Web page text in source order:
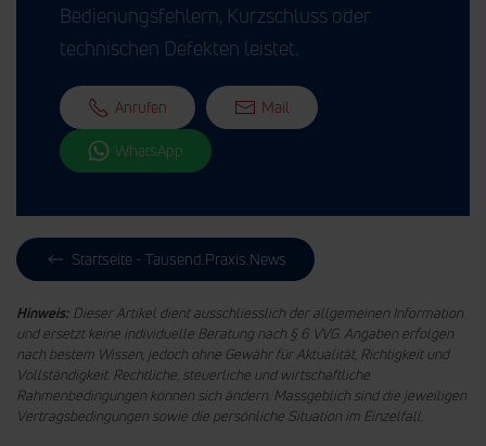
Bedienungsfehlern, Kurzschluss oder
technischen Defekten leistet.
Anrufen Mail
WhatsApp
Startseite - Tausend.Praxis.News
Hinweis: Dieser Artikel dient ausschliesslich der allgemeinen Information
und ersetzt keine individuelle Beratung nach § 6 VVG. Angaben erfolgen
nach bestem Wissen, jedoch ohne Gewähr für Aktualität, Richtigkeit und
Vollständigkeit. Rechtliche, steuerliche und wirtschaftliche
Rahmenbedingungen können sich ändern. Massgeblich sind die jeweiligen
Vertragsbedingungen sowie die persönliche Situation im Einzelfall.